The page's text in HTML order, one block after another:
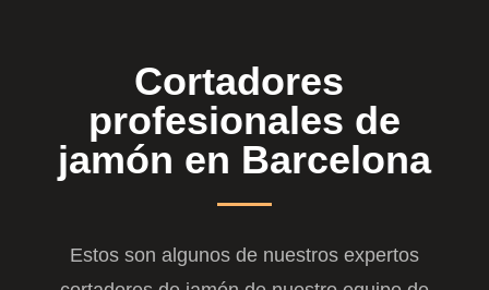
Cortadores
profesionales de
jamón en Barcelona
Estos son algunos de nuestros expertos